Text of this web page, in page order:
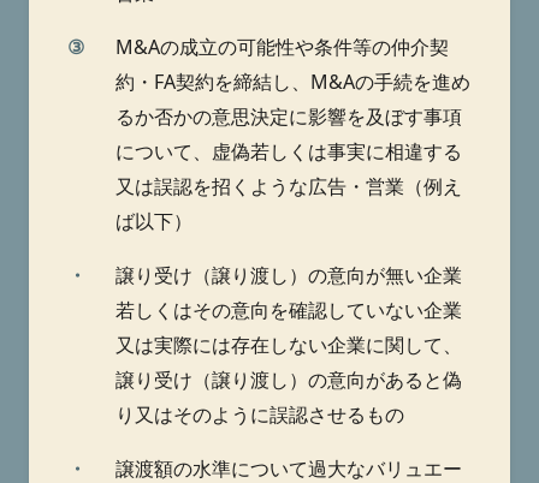
③
M&Aの成立の可能性や条件等の仲介契
約・FA契約を締結し、M&Aの手続を進め
るか否かの意思決定に影響を及ぼす事項
について、虚偽若しくは事実に相違する
又は誤認を招くような広告・営業（例え
ば以下）
・
譲り受け（譲り渡し）の意向が無い企業
若しくはその意向を確認していない企業
又は実際には存在しない企業に関して、
譲り受け（譲り渡し）の意向があると偽
り又はそのように誤認させるもの
・
譲渡額の水準について過大なバリュエー